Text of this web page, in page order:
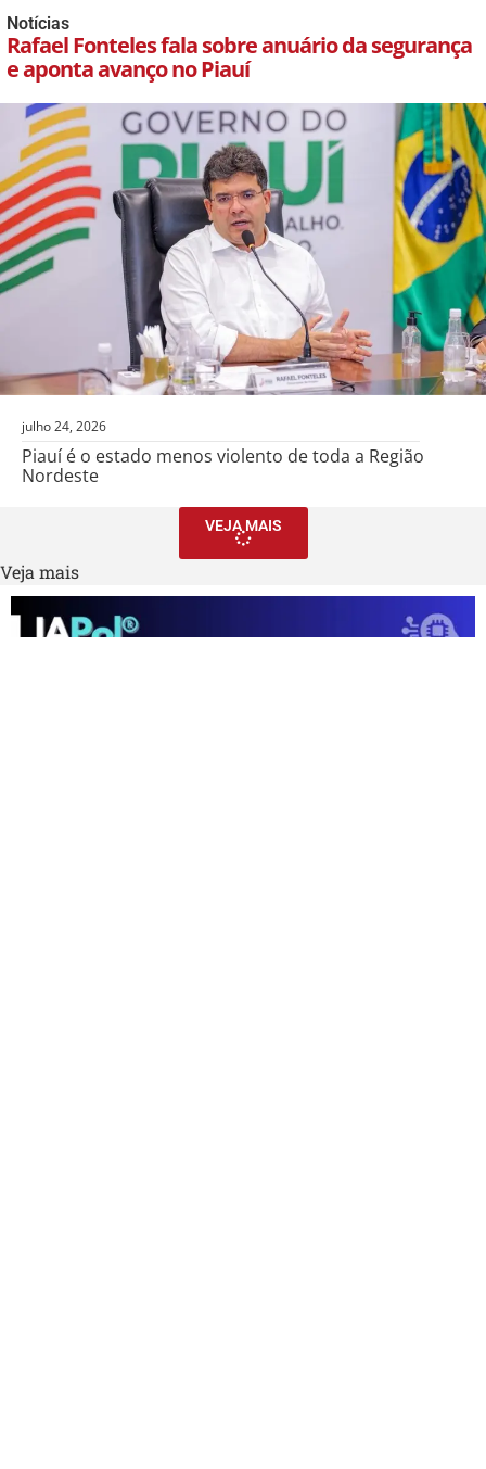
Notícias
Rafael Fonteles fala sobre anuário da segurança
e aponta avanço no Piauí
julho 24, 2026
Piauí é o estado menos violento de toda a Região
Nordeste
VEJA MAIS
Veja mais